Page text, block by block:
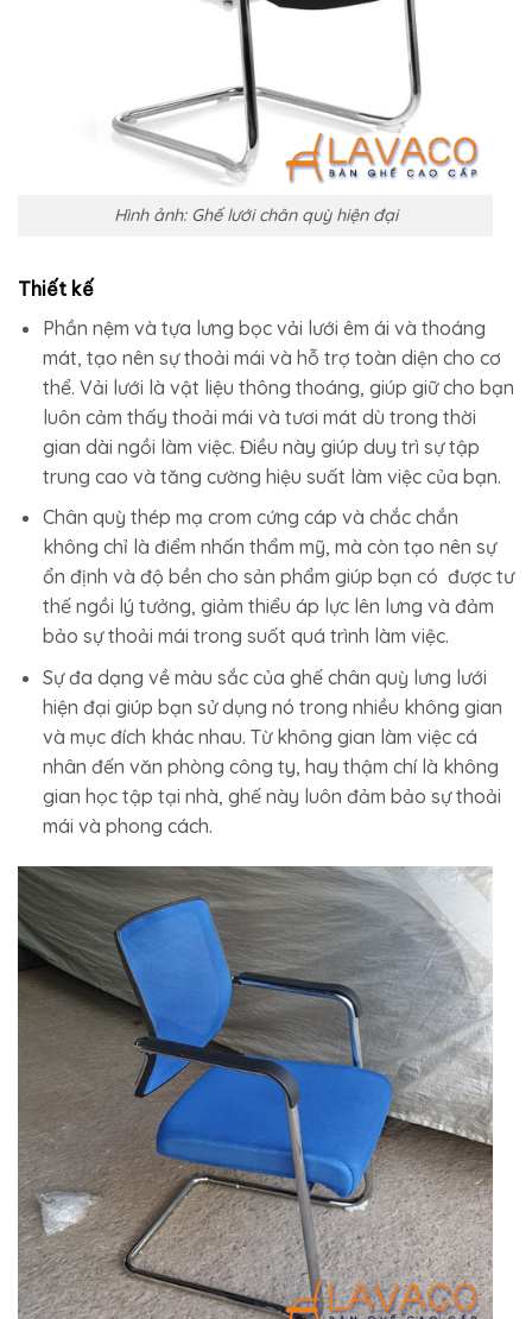
Hình ảnh: Ghế lưới chân quỳ hiện đại
Thiết kế
Phần nệm và tựa lưng bọc vải lưới êm ái và thoáng
mát, tạo nên sự thoải mái và hỗ trợ toàn diện cho cơ
thể. Vải lưới là vật liệu thông thoáng, giúp giữ cho bạn
luôn cảm thấy thoải mái và tươi mát dù trong thời
gian dài ngồi làm việc. Điều này giúp duy trì sự tập
trung cao và tăng cường hiệu suất làm việc của bạn.
Chân quỳ thép mạ crom cứng cáp và chắc chắn
không chỉ là điểm nhấn thẩm mỹ, mà còn tạo nên sự
ổn định và độ bền cho sản phẩm giúp bạn có được tư
thế ngồi lý tưởng, giảm thiểu áp lực lên lưng và đảm
bảo sự thoải mái trong suốt quá trình làm việc.
Sự đa dạng về màu sắc của ghế chân quỳ lưng lưới
hiện đại giúp bạn sử dụng nó trong nhiều không gian
và mục đích khác nhau. Từ không gian làm việc cá
nhân đến văn phòng công ty, hay thậm chí là không
gian học tập tại nhà, ghế này luôn đảm bảo sự thoải
mái và phong cách.